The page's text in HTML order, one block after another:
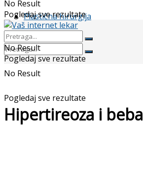
Plastična hirurgija
No Result
Pogledaj sve rezultate
No Result
Pogledaj sve rezultate
No Result
Pogledaj sve rezultate
Hipertireoza i beba